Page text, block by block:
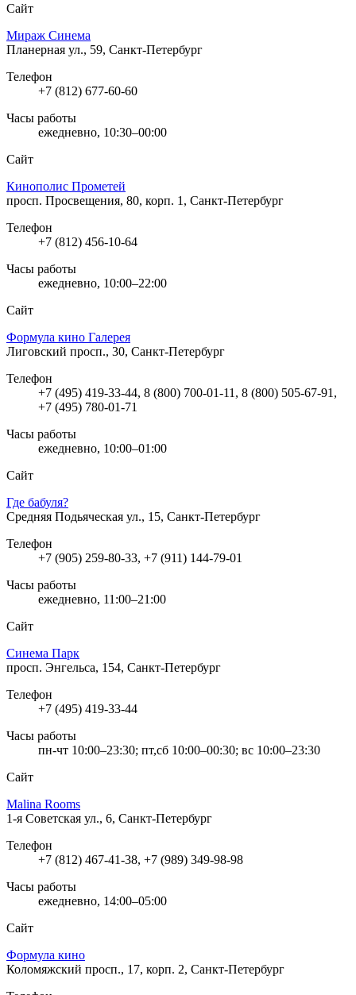
Сайт
Мираж Синема
Планерная ул., 59, Санкт-Петербург
Телефон
+7 (812) 677-60-60
Часы работы
ежедневно, 10:30–00:00
Сайт
Кинополис Прометей
просп. Просвещения, 80, корп. 1, Санкт-Петербург
Телефон
+7 (812) 456-10-64
Часы работы
ежедневно, 10:00–22:00
Сайт
Формула кино Галерея
Лиговский просп., 30, Санкт-Петербург
Телефон
+7 (495) 419-33-44, 8 (800) 700-01-11, 8 (800) 505-67-91,
+7 (495) 780-01-71
Часы работы
ежедневно, 10:00–01:00
Сайт
Где бабуля?
Средняя Подьяческая ул., 15, Санкт-Петербург
Телефон
+7 (905) 259-80-33, +7 (911) 144-79-01
Часы работы
ежедневно, 11:00–21:00
Сайт
Синема Парк
просп. Энгельса, 154, Санкт-Петербург
Телефон
+7 (495) 419-33-44
Часы работы
пн-чт 10:00–23:30; пт,сб 10:00–00:30; вс 10:00–23:30
Сайт
Malina Rooms
1-я Советская ул., 6, Санкт-Петербург
Телефон
+7 (812) 467-41-38, +7 (989) 349-98-98
Часы работы
ежедневно, 14:00–05:00
Сайт
Формула кино
Коломяжский просп., 17, корп. 2, Санкт-Петербург